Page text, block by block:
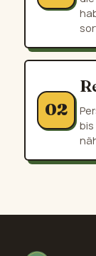
02
bis